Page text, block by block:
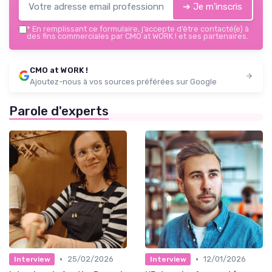
➔ Je m'inscris
* En remplissant ce formulaire, j’accepte d’être contacté(e) à
des fins commerciales par CMO at WORK ! et ses partenaires.
CMO at WORK !
Ajoutez-nous à vos sources préférées sur Google
Parole d'experts
Interview •
25/02/2026
Interview • 12/01/2026